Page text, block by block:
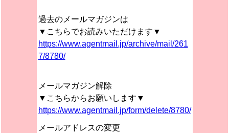
過去のメールマガジンは
▼こちらでお読みいただけます▼
https://www.agentmail.jp/archive/mail/261
7/8780/
メールマガジン解除
▼こちらからお願いします▼
https://www.agentmail.jp/form/delete/8780/
メールアドレスの変更